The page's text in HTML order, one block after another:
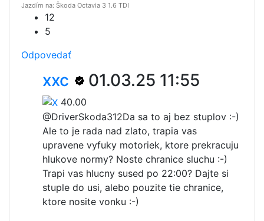
Jazdím na: Škoda Octavia 3 1.6 TDI
12
5
Odpovedať
xxc 01.03.25 11:55
40.00
@DriverSkoda312Da sa to aj bez stuplov :-)
Ale to je rada nad zlato, trapia vas
upravene vyfuky motoriek, ktore prekracuju
hlukove normy? Noste chranice sluchu :-)
Trapi vas hlucny sused po 22:00? Dajte si
stuple do usi, alebo pouzite tie chranice,
ktore nosite vonku :-)